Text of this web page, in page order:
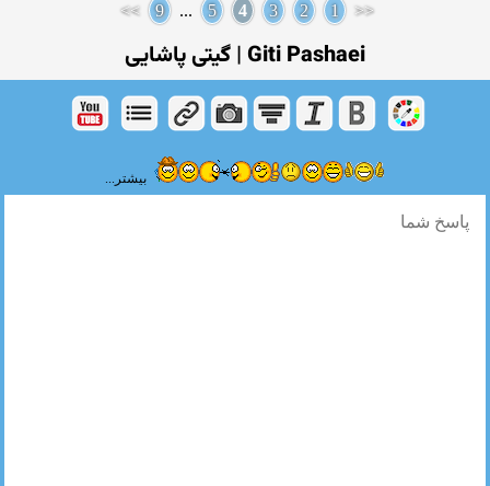
<<
1
2
3
4
5
...
9
>>
Giti Pashaei | گیتی پاشایی
بیشتر...